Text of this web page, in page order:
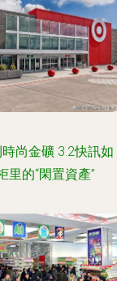
尚金礦 3.2快訊如
里的“閑置資產”